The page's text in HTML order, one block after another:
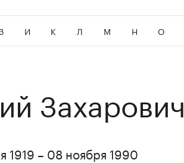
И К Л М Н О
Захарович
1919 – 08 ноября 1990